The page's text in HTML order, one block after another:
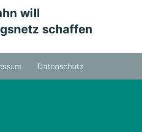
will
schaffen
Datenschutz